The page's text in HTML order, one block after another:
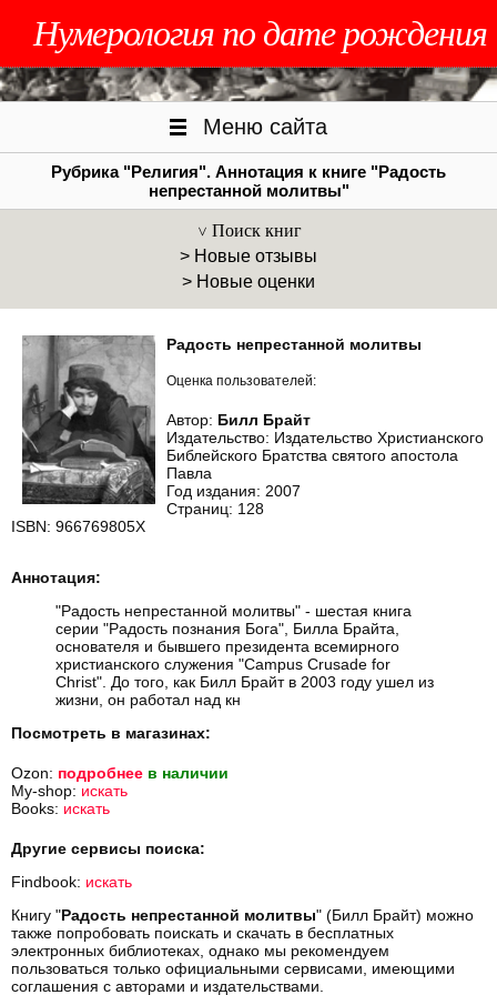
Нумерология по дате рождения
Меню сайта
Рубрика "Религия". Аннотация к книге "Радость
непрестанной молитвы"
Поиск книг
> Новые отзывы
> Новые оценки
Радость непрестанной молитвы
Оценка пользователей:
Автор: Билл Брайт
Издательство: Издательство Христианского
Библейского Братства святого апостола
Павла
Год издания: 2007
Страниц: 128
ISBN: 966769805X
Аннотация:
"Радость непрестанной молитвы" - шестая книга
серии "Радость познания Бога", Билла Брайта,
основателя и бывшего президента всемирного
христианского служения "Campus Crusade for
Christ". До того, как Билл Брайт в 2003 году ушел из
жизни, он работал над кн
Посмотреть в магазинах:
Ozon: подробнее в наличии
My-shop: искать
Books: искать
Другие сервисы поиска:
Findbook: искать
Книгу "Радость непрестанной молитвы" (Билл Брайт) можно
также попробовать поискать и скачать в бесплатных
электронных библиотеках, однако мы рекомендуем
пользоваться только официальными сервисами, имеющими
соглашения с авторами и издательствами.